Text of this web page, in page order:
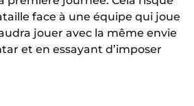
face à une équipe qui joue
jouer avec la même envie
et en essayant d’imposer